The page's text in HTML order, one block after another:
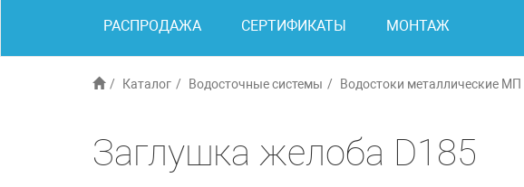
РАСПРОДАЖА СЕРТИФИКАТЫ МОНТАЖ
Каталог Водосточные системы Водостоки металлические МП
Заглушка желоба D185